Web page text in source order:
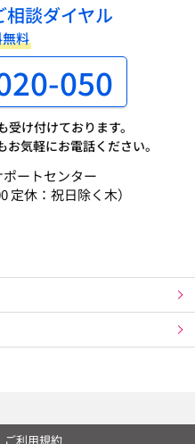
談ダイヤル
料
050
け付けております。
気軽にお電話ください。
ートセンター
定休：祝日除く木）
ご利用規約